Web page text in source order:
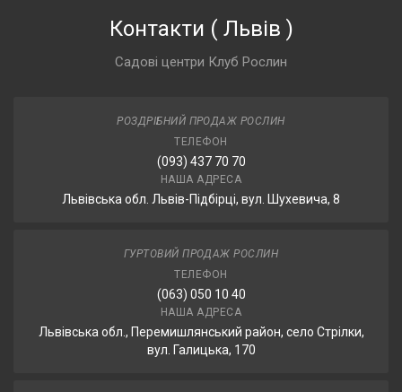
Контакти ( Львів )
Садові центри Клуб Рослин
РОЗДРІБНИЙ ПРОДАЖ РОСЛИН
ТЕЛЕФОН
(093) 437 70 70
НАША АДРЕСА
Львівська обл. Львів-Підбірці, вул. Шухевича, 8
ГУРТОВИЙ ПРОДАЖ РОСЛИН
ТЕЛЕФОН
(063) 050 10 40
НАША АДРЕСА
Львівська обл., Перемишлянський район, село Стрілки,
вул. Галицька, 170